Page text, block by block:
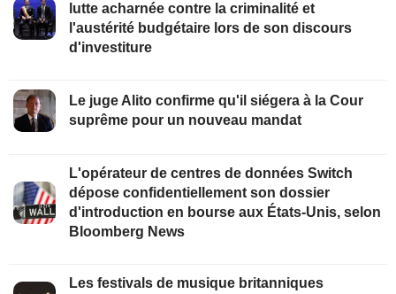
lutte acharnée contre la criminalité et
l'austérité budgétaire lors de son discours
d'investiture
Le juge Alito confirme qu'il siégera à la Cour
suprême pour un nouveau mandat
L'opérateur de centres de données Switch
dépose confidentiellement son dossier
d'introduction en bourse aux États-Unis, selon
Bloomberg News
Les festivals de musique britanniques